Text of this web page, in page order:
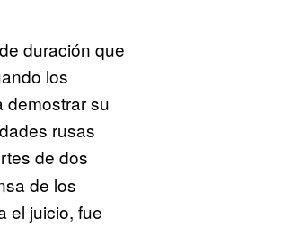
duración que
los
demostrar su
rusas
de dos
de los
el juicio, fue